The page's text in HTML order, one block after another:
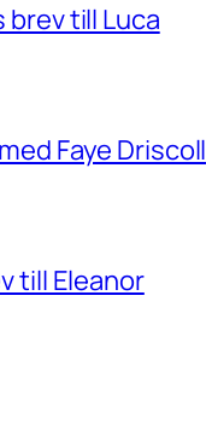
brev till Luca
Faye Driscoll
till Eleanor